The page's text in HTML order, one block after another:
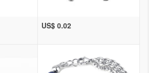
US$ 0.02